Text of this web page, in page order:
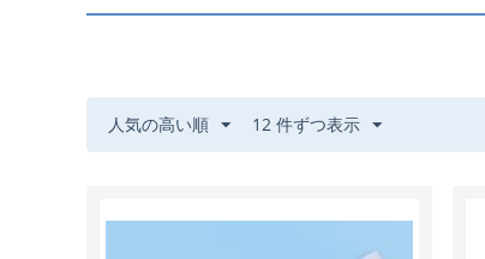
人気の高い順 12 件ずつ表示